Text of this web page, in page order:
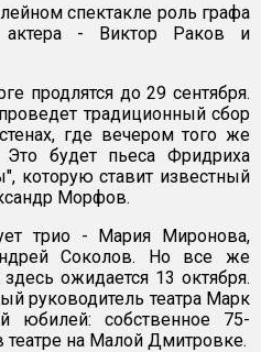
спектакле роль графа
- Виктор Раков и
продлятся до 29 сентября.
традиционный сбор
где вечером того же
Это будет пьеса Фридриха
которую ставит известный
Морфов.
трио - Мария Миронова,
Соколов. Но все же
ожидается 13 октября.
руководитель театра Марк
юбилей: собственное 75-
на Малой Дмитровке.